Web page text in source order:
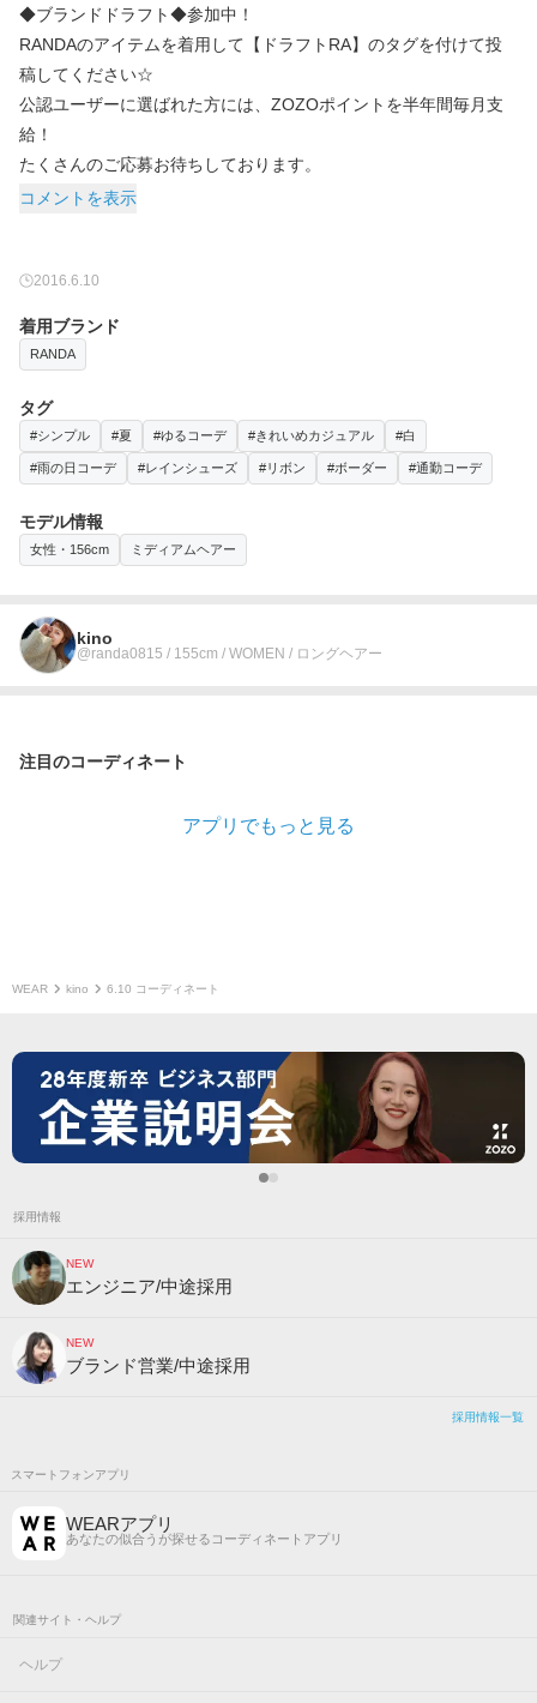
◆ブランドドラフト◆参加中！
RANDAのアイテムを着用して【ドラフトRA】のタグを付けて投
稿してください☆
公認ユーザーに選ばれた方には、ZOZOポイントを半年間毎月支
給！
たくさんのご応募お待ちしております。
コメントを表示
2016.6.10
着用ブランド
RANDA
タグ
#シンプル #夏 #ゆるコーデ #きれいめカジュアル #白
#雨の日コーデ #レインシューズ #リボン #ボーダー #通勤コーデ
モデル情報
女性・156cm ミディアムヘアー
kino
@randa0815 / 155cm / WOMEN / ロングヘアー
注目のコーディネート
アプリでもっと見る
WEAR kino 6.10 コーディネート
採用情報
NEW
エンジニア/中途採用
NEW
ブランド営業/中途採用
採用情報一覧
スマートフォンアプリ
WEARアプリ
あなたの似合うが探せるコーディネートアプリ
関連サイト・ヘルプ
ヘルプ